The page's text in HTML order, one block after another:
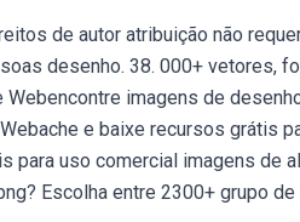
de autor atribuição não
desenho. 38. 000+ vetores,
imagens de
e baixe recursos grátis
para uso comercial imagens de
Escolha entre 2300+ grupo